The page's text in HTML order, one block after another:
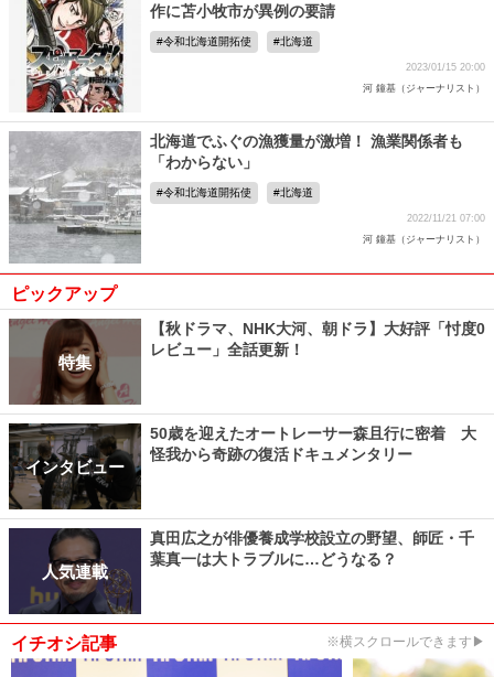
作に苫小牧市が異例の要請
令和北海道開拓使 北海道
2023/01/15 20:00
河 鐘基（ジャーナリスト）
北海道でふぐの漁獲量が激増！ 漁業関係者も
「わからない」
令和北海道開拓使 北海道
2022/11/21 07:00
河 鐘基（ジャーナリスト）
ピックアップ
特集
【秋ドラマ、NHK大河、朝ドラ】大好評「忖度0
レビュー」全話更新！
インタビュー
50歳を迎えたオートレーサー森且行に密着 大
怪我から奇跡の復活ドキュメンタリー
人気連載
真田広之が俳優養成学校設立の野望、師匠・千
葉真一は大トラブルに…どうなる？
イチオシ記事 ※横スクロールできます▶